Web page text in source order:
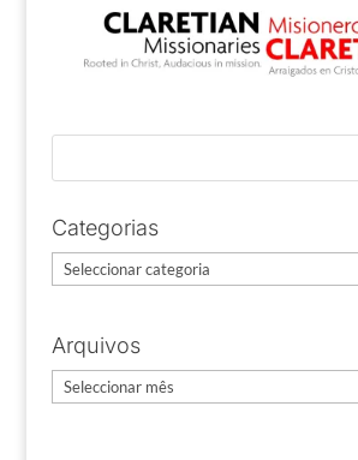
Categorias
Categorias
Arquivos
Arquivos